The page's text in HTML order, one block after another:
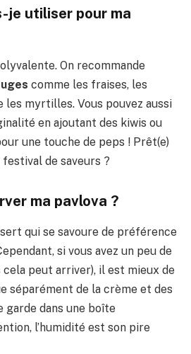
je utiliser pour ma
On recommande
comme les fraises, les
les myrtilles. Vous pouvez aussi
en ajoutant des kiwis ou
une touche de peps ! Prêt(e)
festival de saveurs ?
ma pavlova ?
qui se savoure de préférence
si vous avez un peu de
cela peut arriver), il est mieux de
séparément de la crème et des
garde dans une boîte
l’humidité est son pire